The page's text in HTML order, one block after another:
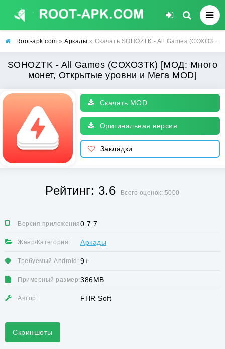
Root-apk.com » Аркады » Скачать SOHOZTK - All Games (СОХОЗТК) [МОД: Много монет, Открытые уровни и Мега MOD] | Взлом SOHOZTK - All Games на Андроид
SOHOZTK - All Games (СОХОЗТК) [МОД: Много
монет, Открытые уровни и Мега MOD]
Скачать MOD
Оригинальная версия
Закладки
Рейтинг: 3.6 Всего оценок: 5000
Версия приложения:0.7.7
Жанр/Категория: Аркады
Требуемый Android: 9+
Примерный размер:386MB
Автор: FHR Soft
Скриншоты